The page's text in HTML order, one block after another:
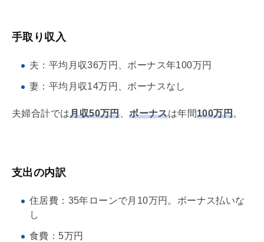
手取り収入
夫：平均月収36万円、ボーナス年100万円
妻：平均月収14万円、ボーナスなし
夫婦合計では月収50万円、ボーナスは年間100万円。
支出の内訳
住居費：35年ローンで月10万円。ボーナス払いな
し
食費：5万円